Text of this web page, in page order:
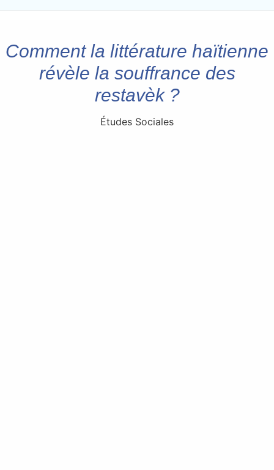
Comment la littérature haïtienne
révèle la souffrance des
restavèk ?
Études Sociales